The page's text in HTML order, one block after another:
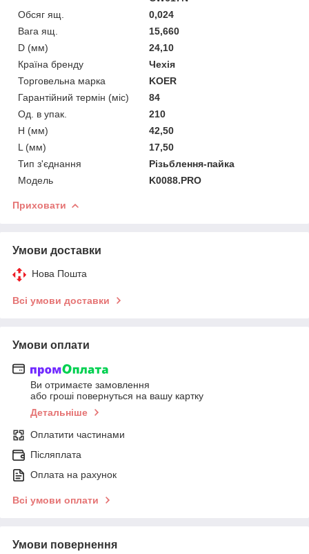
Обсяг ящ.
0,024
Вага ящ.
15,660
D (мм)
24,10
Країна бренду
Чехія
Торговельна марка
KOER
Гарантійний термін (міс)
84
Од. в упак.
210
H (мм)
42,50
L (мм)
17,50
Тип з'єднання
Різьблення-пайка
Мoдель
K0088.PRO
Приховати
Умови доставки
Нова Пошта
Всі умови доставки
Умови оплати
Ви отримаєте замовлення
або гроші повернуться на вашу картку
Детальніше
Оплатити частинами
Післяплата
Оплата на рахунок
Всі умови оплати
Умови повернення